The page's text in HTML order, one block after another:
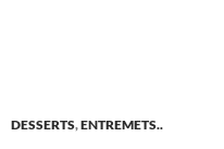
DESSERTS,ENTREMETS..